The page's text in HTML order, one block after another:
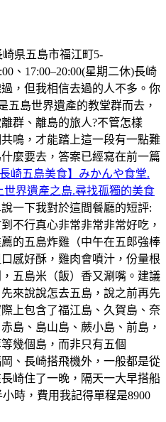
崎県五島市福江町5-
、17:00–20:00(星期二休)長崎
，但我相信去過的人不多。你
五島世界遺產的教堂群而去，
群、離島的旅人?不管怎樣
鳴，才能踏上這一段有一點難
麼要去，答案已經寫在前一篇
崎五島美食】みかんや食堂.
界遺產之島.尋找孤獨的美食
說一下我對於這間餐廳的短評:
不行真心非常非常非常好吃，
的五島炸雞（中午在五郎強棒
感好酥，雞肉會噴汁，份量根
五島米（飯）香又涮嘴。建議
先來說說怎去五島，說之前再先
上包含了福江島、久賀島、奈
島、島山島、蕨小島、前島，
幾個島，而非只有五個
、長崎搭飛機外，一般都是從
崎住了一晚，隔天一大早搭船
時，費用我記得單程是8900